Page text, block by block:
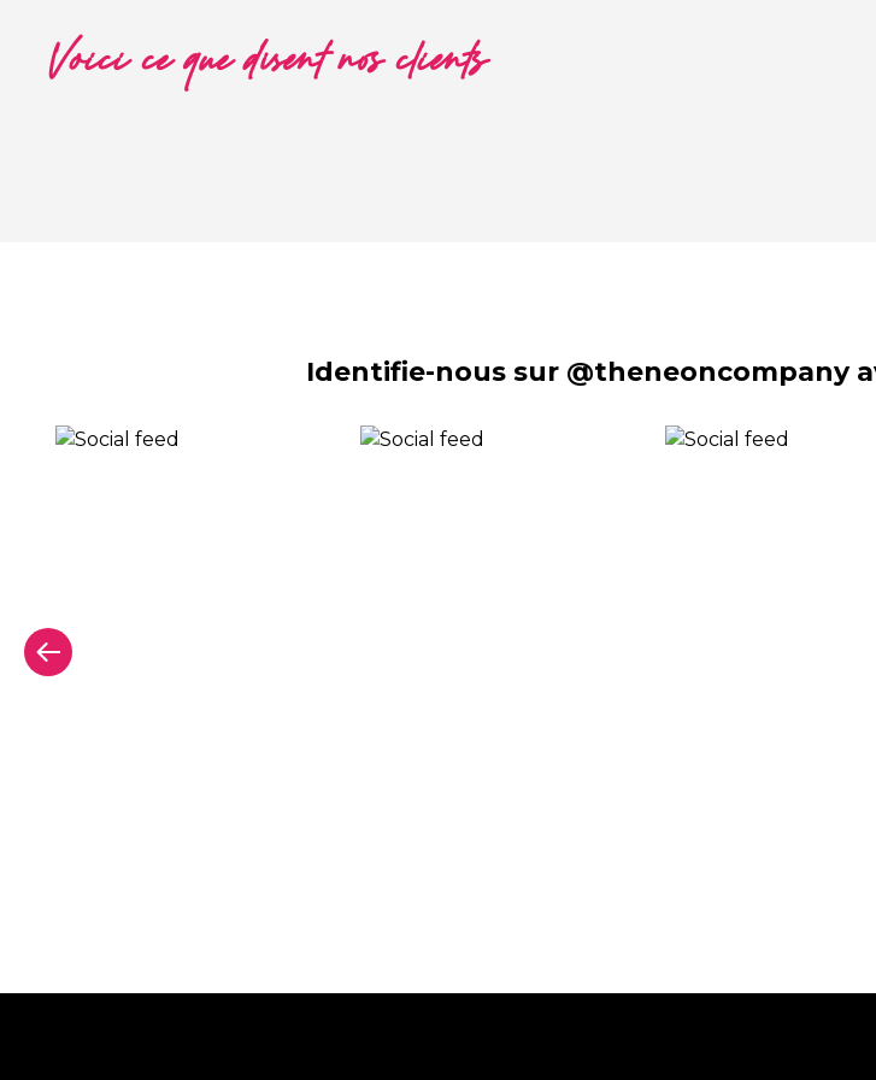
Voici ce que disent nos clients
Identifie-nous sur @theneoncompany